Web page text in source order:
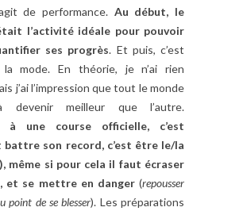
de performance. Au début, le
l’activité idéale pour pouvoir
ses progrès. Et puis, c’est
mode. En théorie, je n’ai rien
j’ai l’impression que tout le monde
devenir meilleur que l’autre.
à une course officielle, c’est
battre son record, c’est être le/la
même si pour cela il faut écraser
et se mettre en danger(repousser
point de se blesser). Les préparations